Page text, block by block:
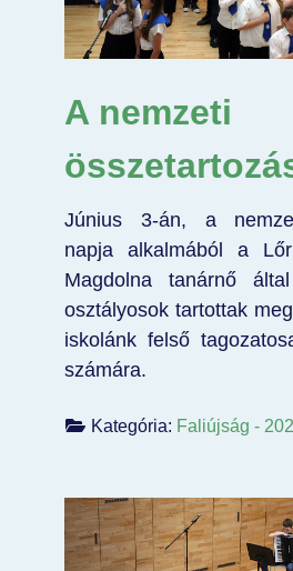
A nemzeti
Június 3-án, a
napja alkalmából a
Magdolna tanárnő
osztályosok tartottak
iskolánk felső
számára.
Kategória: Faliújság -